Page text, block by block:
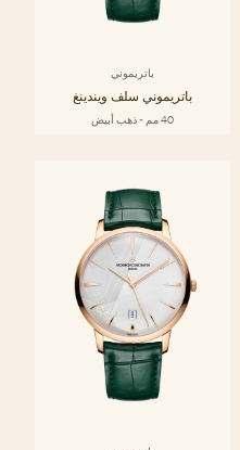
باتريموني
باتريموني سلف ويندينغ
40 مم - ذهب أبيض